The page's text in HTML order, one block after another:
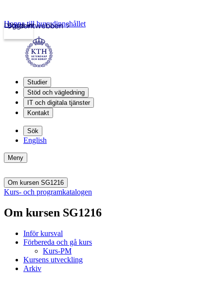
Studentwebben
Logga in
Hoppa till huvudinnehållet
Studier
Stöd och vägledning
IT och digitala tjänster
Kontakt
Sök
English
Meny
Om kursen SG1216
Kurs- och programkatalogen
Om kursen SG1216
Inför kursval
Förbereda och gå kurs
Kurs-PM
Kursens utveckling
Arkiv